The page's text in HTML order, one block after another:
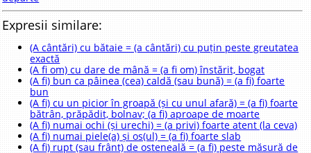
Expresii similare:
(A cântări) cu bătaie = (a cântări) cu puțin peste greutatea
exactă
(A fi om) cu dare de mână = (a fi om) înstărit, bogat
(A fi) bun ca pâinea (cea) caldă (sau bună) = (a fi) foarte
bun
(A fi) cu un picior în groapă (și cu unul afară) = (a fi) foarte
bătrân, prăpădit, bolnav; (a fi) aproape de moarte
(A fi) numai ochi (și urechi) = (a privi) foarte atent (la ceva)
(A fi) numai piele(a) și os(ul) = (a fi) foarte slab
(A fi) rupt (sau frânt) de osteneală = (a fi) peste măsură de